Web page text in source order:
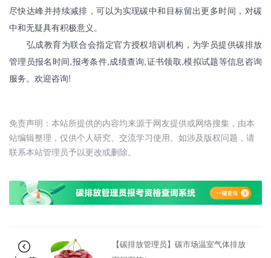
尽快达峰并持续减排，可以为实现碳中和目标留出更多时间，对碳
中和无疑具有积极意义。
弘成教育为联合会指定官方授权培训机构，为学员提供碳排放
管理员报名时间,报考条件,成绩查询,证书领取,模拟试题等信息咨询
服务。欢迎咨询!
免责声明：本站所提供的内容均来源于网友提供或网络搜集，由本
站编辑整理，仅供个人研究、交流学习使用。如涉及版权问题，请
联系本站管理员予以更改或删除。
【碳排放管理员】碳市场温室气体排放